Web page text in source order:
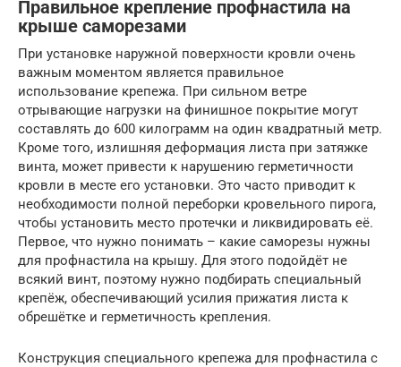
Правильное крепление профнастила на
крыше саморезами
При установке наружной поверхности кровли очень
важным моментом является правильное
использование крепежа. При сильном ветре
отрывающие нагрузки на финишное покрытие могут
составлять до 600 килограмм на один квадратный метр.
Кроме того, излишняя деформация листа при затяжке
винта, может привести к нарушению герметичности
кровли в месте его установки. Это часто приводит к
необходимости полной переборки кровельного пирога,
чтобы установить место протечки и ликвидировать её.
Первое, что нужно понимать – какие саморезы нужны
для профнастила на крышу. Для этого подойдёт не
всякий винт, поэтому нужно подбирать специальный
крепёж, обеспечивающий усилия прижатия листа к
обрешётке и герметичность крепления.
Конструкция специального крепежа для профнастила с